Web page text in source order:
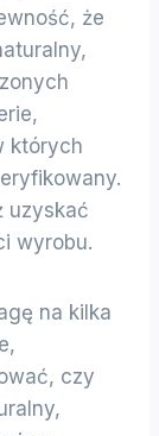
że
których
uzyskać
wyrobu.
na kilka
czy